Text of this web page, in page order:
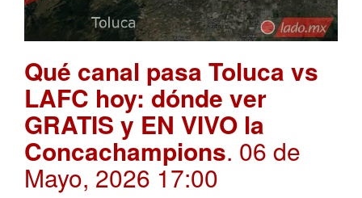
Qué canal pasa Toluca vs
LAFC hoy: dónde ver
GRATIS y EN VIVO la
Concachampions. 06 de
Mayo, 2026 17:00